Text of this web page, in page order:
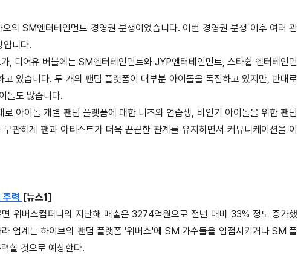
의 SM엔터테인먼트 경영권 분쟁이었습니다. 이번 경영권 분쟁 이후 여러 관
입니다.
, 디어유 버블에는 SM엔터테인먼트와 JYP엔터테인먼트, 스타쉽 엔터테인먼
있습니다. 두 개의 팬덤 플랫폼이 대부분 아이돌을 독점하고 있지만, 반대로
돌도 많습니다.
아이돌 개별 팬덤 플랫폼에 대한 니즈와 연습생, 비인기 아이돌을 위한 팬덤
관하게 팬과 아티스트가 더욱 끈끈한 관계를 유지하면서 커뮤니케이션을 이
력 [뉴스1]
위버스컴퍼니의 지난해 매출은 3274억원으로 전년 대비 33% 정도 증가했
업계는 하이브의 팬덤 플랫폼 '위버스'에 SM 가수들을 입점시키거나 SM 플
할 것으로 예상한다.